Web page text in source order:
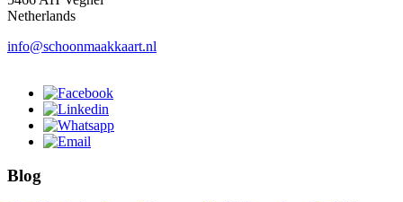
Netherlands
info@schoonmaakkaart.nl
Blog